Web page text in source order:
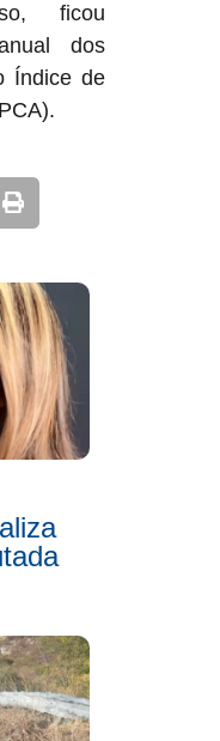
ficou
dos
Índice de